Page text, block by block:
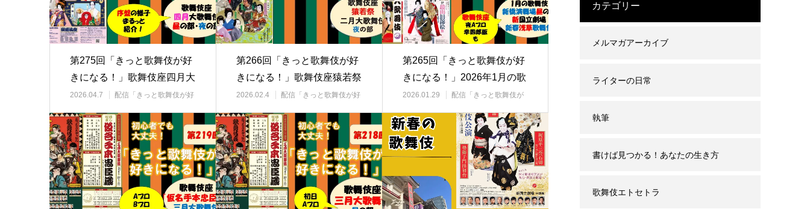
第275回「きっと歌舞伎が好
きになる！」歌舞伎座四月大
歌舞伎（昼の部…
2026.04.7
配信「きっと歌舞伎が好
第266回「きっと歌舞伎が好
きになる！」歌舞伎座猿若祭
二月大歌舞伎（…
2026.02.4
配信「きっと歌舞伎が好
第265回「きっと歌舞伎が好
きになる！」2026年1月の歌
舞伎（新橋…
2026.01.29
配信「きっと歌舞伎が
カテゴリー
メルマガアーカイブ
ライターの日常
執筆
書けば見つかる！あなたの生き方
歌舞伎エトセトラ